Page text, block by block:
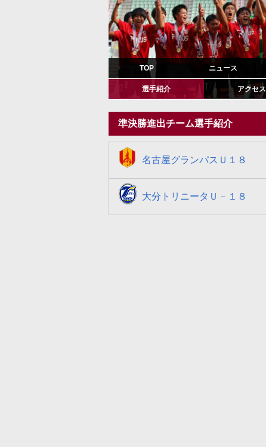
TOP ニュース
選手紹介 アクセス
準決勝進出チーム選手紹介
名古屋
名古屋グランパスＵ１８
大分
大分トリニータＵ－１８